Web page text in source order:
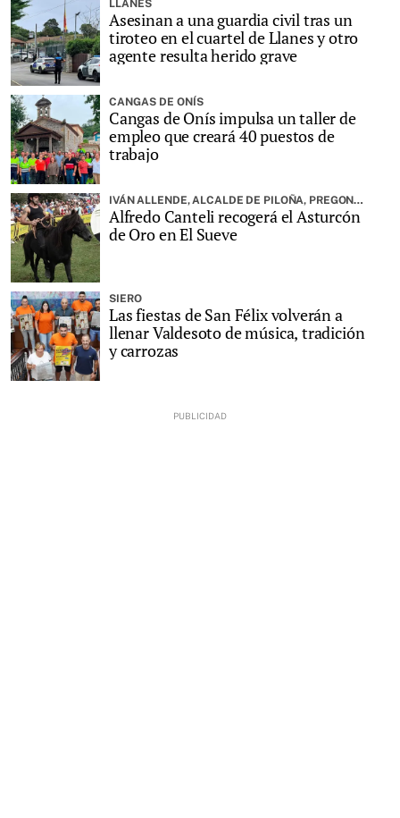
LLANES
Asesinan a una guardia civil tras un
tiroteo en el cuartel de Llanes y otro
agente resulta herido grave
CANGAS DE ONÍS
Cangas de Onís impulsa un taller de
empleo que creará 40 puestos de
trabajo
IVÁN ALLENDE, ALCALDE DE PILOÑA, PREGONARÁ LA FIESTA
Alfredo Canteli recogerá el Asturcón
de Oro en El Sueve
SIERO
Las fiestas de San Félix volverán a
llenar Valdesoto de música, tradición
y carrozas